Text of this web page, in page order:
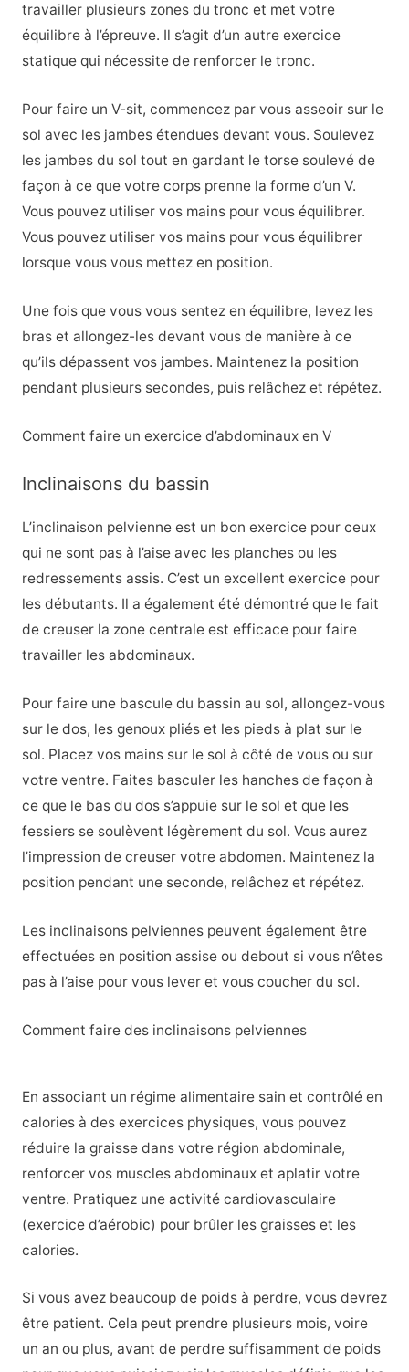
travailler plusieurs zones du tronc et met votre
équilibre à l’épreuve. Il s’agit d’un autre exercice
statique qui nécessite de renforcer le tronc.
Pour faire un V-sit, commencez par vous asseoir sur le
sol avec les jambes étendues devant vous. Soulevez
les jambes du sol tout en gardant le torse soulevé de
façon à ce que votre corps prenne la forme d’un V.
Vous pouvez utiliser vos mains pour vous équilibrer.
Vous pouvez utiliser vos mains pour vous équilibrer
lorsque vous vous mettez en position.
Une fois que vous vous sentez en équilibre, levez les
bras et allongez-les devant vous de manière à ce
qu’ils dépassent vos jambes. Maintenez la position
pendant plusieurs secondes, puis relâchez et répétez.
Comment faire un exercice d’abdominaux en V
Inclinaisons du bassin
L’inclinaison pelvienne est un bon exercice pour ceux
qui ne sont pas à l’aise avec les planches ou les
redressements assis. C’est un excellent exercice pour
les débutants. Il a également été démontré que le fait
de creuser la zone centrale est efficace pour faire
travailler les abdominaux.
Pour faire une bascule du bassin au sol, allongez-vous
sur le dos, les genoux pliés et les pieds à plat sur le
sol. Placez vos mains sur le sol à côté de vous ou sur
votre ventre. Faites basculer les hanches de façon à
ce que le bas du dos s’appuie sur le sol et que les
fessiers se soulèvent légèrement du sol. Vous aurez
l’impression de creuser votre abdomen. Maintenez la
position pendant une seconde, relâchez et répétez.
Les inclinaisons pelviennes peuvent également être
effectuées en position assise ou debout si vous n’êtes
pas à l’aise pour vous lever et vous coucher du sol.
Comment faire des inclinaisons pelviennes
En associant un régime alimentaire sain et contrôlé en
calories à des exercices physiques, vous pouvez
réduire la graisse dans votre région abdominale,
renforcer vos muscles abdominaux et aplatir votre
ventre. Pratiquez une activité cardiovasculaire
(exercice d’aérobic) pour brûler les graisses et les
calories.
Si vous avez beaucoup de poids à perdre, vous devrez
être patient. Cela peut prendre plusieurs mois, voire
un an ou plus, avant de perdre suffisamment de poids